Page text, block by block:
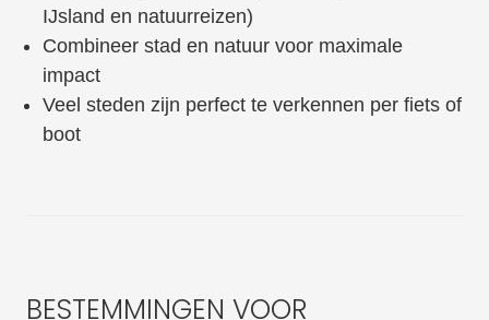
IJsland en natuurreizen)
Combineer stad en natuur voor maximale
impact
Veel steden zijn perfect te verkennen per fiets of
boot
BESTEMMINGEN VOOR